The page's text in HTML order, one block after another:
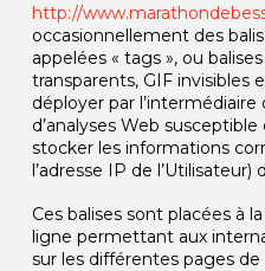
http://
occasionnellement des
appelées « tags », ou
transparents, GIF invisibles
déployer par l’intermédiaire
d’analyses Web
stocker les informations
l’adresse IP de
Ces balises sont placées à
ligne permettant aux
sur les différentes pages de